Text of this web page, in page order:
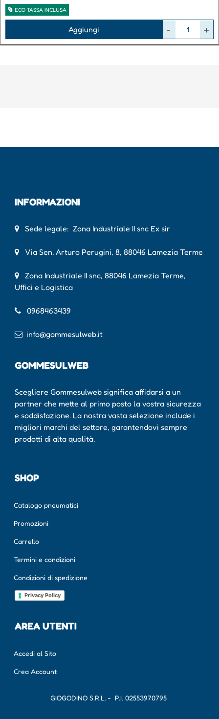
ECO TASSA INCLUSA
Aggiungi
INFORMAZIONI
Sede legale: Zona Industriale II snc Ex sir
Via Sen. Arturo Perugini, 8, 88046 Lamezia Terme
Zona Industriale II snc, 88046 Lamezia Terme,
Uffici e Logistica
0968463439
info@gommesulweb.it
GOMMESULWEB
Scegliere Gommesulweb significa affidarsi a un
partner che mette al primo posto la vostra sicurezza
e soddisfazione. La nostra vasta selezione include i
migliori marchi del settore, garantendovi sempre
prodotti di alta qualità.
SHOP
Catalogo pneumatici
Promozioni
Carrello
Termini e condizioni
Condizioni di spedizione
Privacy Policy
AREA UTENTI
Accedi al Sito
Crea Account
GIOGODINO S.R.L. - P.I. 02553970795